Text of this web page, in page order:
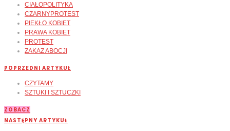
CIAŁOPOLITYKA
CZARNYPROTEST
PIEKŁO KOBIET
PRAWA KOBIET
PROTEST
ZAKAZ ABOCJI
POPRZEDNI ARTYKUŁ
CZYTAMY
SZTUKI I SZTUCZKI
ZOBACZ
NASTĘPNY ARTYKUŁ